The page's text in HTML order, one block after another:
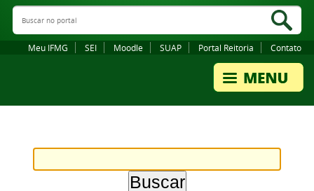
Buscar no portal
Meu IFMG SEI Moodle SUAP Portal Reitoria Contato